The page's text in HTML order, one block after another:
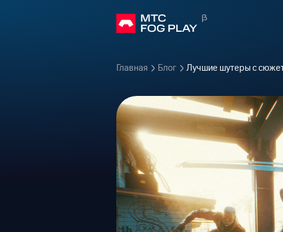
Главная Блог Лучшие шутеры с